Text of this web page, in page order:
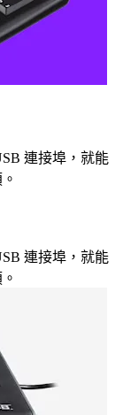
連接埠，就能
連接埠，就能